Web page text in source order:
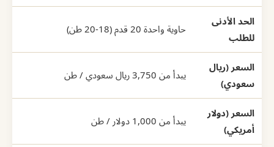
الحد الأدنى
للطلب
حاوية واحدة 20 قدم (18-20 طن)
السعر (ريال
سعودي)
يبدأ من 3,750 ريال سعودي / طن
السعر (دولار
أمريكي)
يبدأ من 1,000 دولار / طن